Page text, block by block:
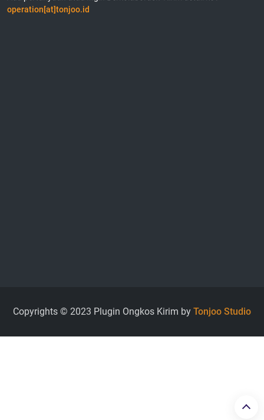
operation[at]tonjoo.id
Copyrights © 2023 Plugin Ongkos Kirim by Tonjoo Studio